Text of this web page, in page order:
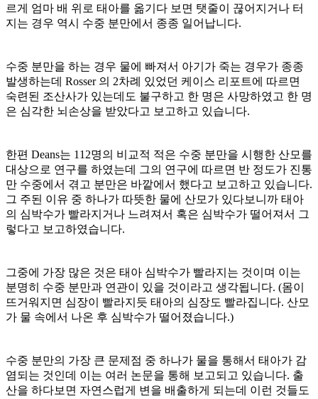
르게 엄마 배 위로 태아를 옮기다 보면 탯줄이 끊어지거나 터
지는 경우 역시 수중 분만에서 종종 일어납니다.
수중 분만을 하는 경우 물에 빠져서 아기가 죽는 경우가 종종
발생하는데 Rosser 의 2차례 있었던 케이스 리포트에 따르면
숙련된 조산사가 있는데도 불구하고 한 명은 사망하였고 한 명
은 심각한 뇌손상을 받았다고 보고하고 있습니다.
한편 Deans는 112명의 비교적 적은 수중 분만을 시행한 산모를
대상으로 연구를 하였는데 그의 연구에 따르면 반 정도가 진통
만 수중에서 겪고 분만은 바깥에서 했다고 보고하고 있습니다.
그 주된 이유 중 하나가 따뜻한 물에 산모가 있다보니까 태아
의 심박수가 빨라지거나 느려져서 혹은 심박수가 떨어져서 그
렇다고 보고하였습니다.
그중에 가장 많은 것은 태아 심박수가 빨라지는 것이며 이는
분명히 수중 분만과 연관이 있을 것이라고 생각됩니다. (몸이
뜨거워지면 심장이 빨라지듯 태아의 심장도 빨라집니다. 산모
가 물 속에서 나온 후 심박수가 떨어졌습니다.)
수중 분만의 가장 큰 문제점 중 하나가 물을 통해서 태아가 감
염되는 것인데 이는 여러 논문을 통해 보고되고 있습니다. 출
산을 하다보면 자연스럽게 변을 배출하게 되는데 이런 것들도